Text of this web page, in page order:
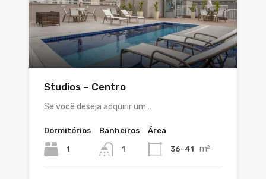
Studios – Centro
Se você deseja adquirir um…
Dormitórios
1
Banheiros
1
Área
36-41 m²